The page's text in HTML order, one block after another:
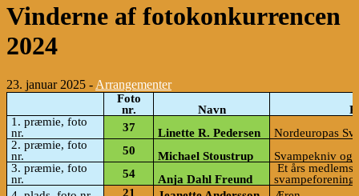
Vinderne af fotokonkurrencen
2024
23. januar 2025 - Arrangementer
Foto
nr.
Navn
1. præmie, foto
nr.
37 Linette R. Pedersen
Nordeuropas
2. præmie, foto
nr.
50 Michael Stoustrup
Svampekniv og
3. præmie, foto
nr.
54 Anja Dahl Freund
Et års
21